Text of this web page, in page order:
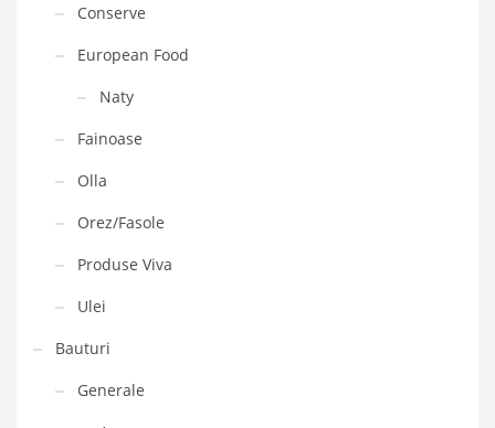
Conserve
European Food
Naty
Fainoase
Olla
Orez/Fasole
Produse Viva
Ulei
Bauturi
Generale